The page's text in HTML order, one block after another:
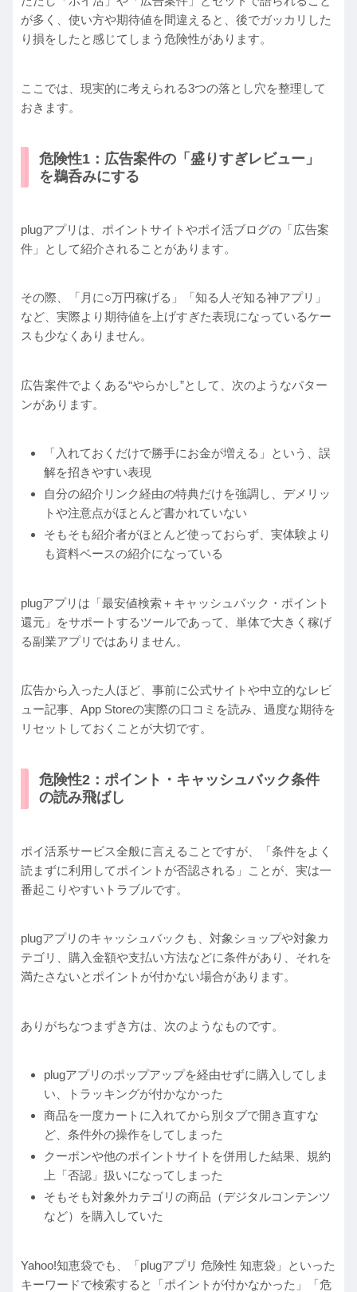
が多く、使い方や期待値を間違えると、後でガッカリした
り損をしたと感じてしまう危険性があります。
ここでは、現実的に考えられる3つの落とし穴を整理して
おきます。
危険性1：広告案件の「盛りすぎレビュー」
を鵜呑みにする
plugアプリは、ポイントサイトやポイ活ブログの「広告案
件」として紹介されることがあります。
その際、「月に○万円稼げる」「知る人ぞ知る神アプリ」
など、実際より期待値を上げすぎた表現になっているケー
スも少なくありません。
広告案件でよくある“やらかし”として、次のようなパター
ンがあります。
「入れておくだけで勝手にお金が増える」という、誤
解を招きやすい表現
自分の紹介リンク経由の特典だけを強調し、デメリッ
トや注意点がほとんど書かれていない
そもそも紹介者がほとんど使っておらず、実体験より
も資料ベースの紹介になっている
plugアプリは「最安値検索＋キャッシュバック・ポイント
還元」をサポートするツールであって、単体で大きく稼げ
る副業アプリではありません。
広告から入った人ほど、事前に公式サイトや中立的なレビ
ュー記事、App Storeの実際の口コミを読み、過度な期待を
リセットしておくことが大切です。
危険性2：ポイント・キャッシュバック条件
の読み飛ばし
ポイ活系サービス全般に言えることですが、「条件をよく
読まずに利用してポイントが否認される」ことが、実は一
番起こりやすいトラブルです。
plugアプリのキャッシュバックも、対象ショップや対象カ
テゴリ、購入金額や支払い方法などに条件があり、それを
満たさないとポイントが付かない場合があります。
ありがちなつまずき方は、次のようなものです。
plugアプリのポップアップを経由せずに購入してしま
い、トラッキングが付かなかった
商品を一度カートに入れてから別タブで開き直すな
ど、条件外の操作をしてしまった
クーポンや他のポイントサイトを併用した結果、規約
上「否認」扱いになってしまった
そもそも対象外カテゴリの商品（デジタルコンテンツ
など）を購入していた
Yahoo!知恵袋でも、「plugアプリ 危険性 知恵袋」といった
キーワードで検索すると「ポイントが付かなかった」「危